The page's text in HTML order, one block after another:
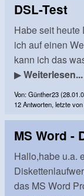
DSL-Test
Habe seit heute
ich auf einen
kann ich das
▶Weiterlesen...
Von: Günther23
12 Antworten, letzte
MS Word -
Hallo,habe u.a.
das MS Word